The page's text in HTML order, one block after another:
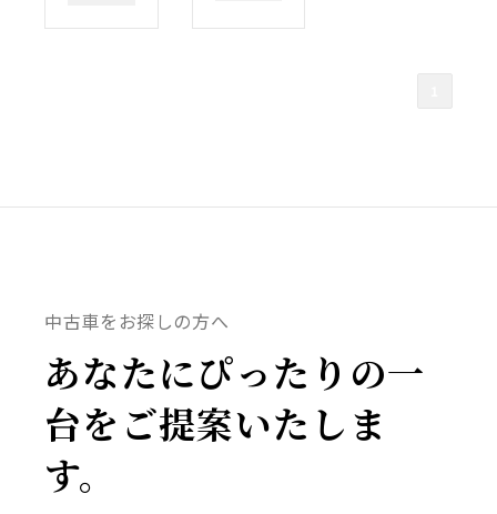
中古車をお探しの方へ
あなたにぴったりの一
台をご提案いたしま
す。